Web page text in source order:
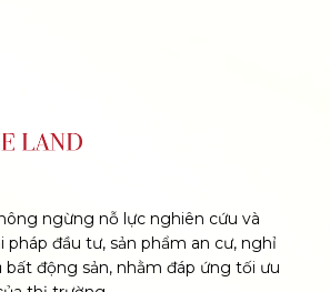
ngừng nỗ lực nghiên cứu và
pháp đầu tư, sản phẩm an cư, nghỉ
bất động sản, nhằm đáp ứng tối ưu